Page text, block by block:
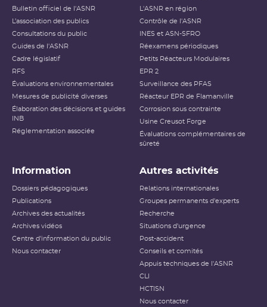
Bulletin officiel de l'ASNR
L’association des publics
Consultations du public
Guides de l'ASNR
Cadre législatif
RFS
Évaluations environnementales
Mesures de publicité diverses
Élaboration des décisions et guides
INB
Réglementation associée
L'ASNR en région
Contrôle de l'ASNR
INES et ASN-SFRO
Réexamens périodiques
Petits Réacteurs Modulaires
EPR 2
Surveillance des PFAS
Réacteur EPR de Flamanville
Corrosion sous contrainte
Usine Creusot Forge
Évaluations complémentaires de
sûreté
Information
Dossiers pédagogiques
Publications
Archives des actualités
Archives vidéos
Centre d'information du public
Nous contacter
Autres activités
Relations internationales
Groupes permanents d'experts
Recherche
Situations d'urgence
Post-accident
Conseils et comités
Appuis techniques de l'ASNR
CLI
HCTISN
Nous contacter